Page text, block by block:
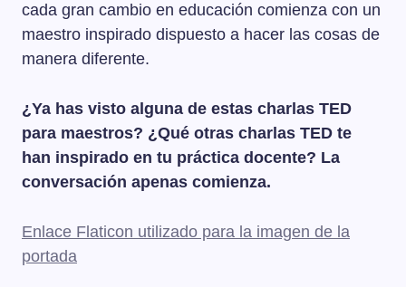
cada gran cambio en educación comienza con un
maestro inspirado dispuesto a hacer las cosas de
manera diferente.
¿Ya has visto alguna de estas charlas TED
para maestros? ¿Qué otras charlas TED te
han inspirado en tu práctica docente? La
conversación apenas comienza.
Enlace Flaticon utilizado para la imagen de la
portada